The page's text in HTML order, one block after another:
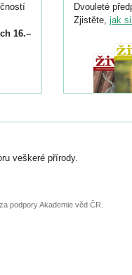
16.–
Dvouleté
Zjistěte, jak
veškeré přírody.
podpory Akademie věd ČR.